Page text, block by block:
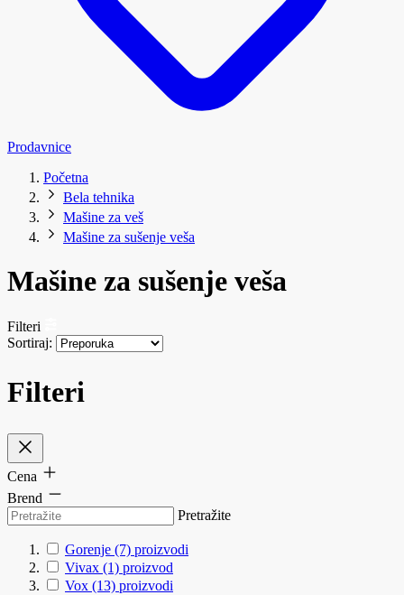
Prodavnice
Početna
Bela tehnika
Mašine za veš
Mašine za sušenje veša
Mašine za sušenje veša
Filteri
Sortiraj:
Filteri
Cena
Brend
Pretražite
Gorenje (7) proizvodi
Vivax (1) proizvod
Vox (13) proizvodi